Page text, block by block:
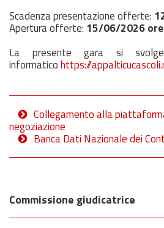
Scadenza presentazione offerte:
Apertura offerte: 15/06/2026
La presente gara si
informaticohttps://
Collegamento alla
negoziazione
Banca Dati Nazionale dei
Commissione giudicatrice